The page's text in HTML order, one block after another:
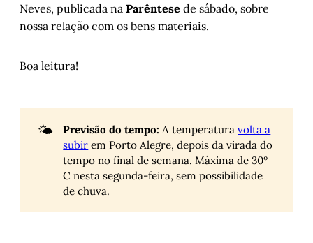
Neves, publicada na Parêntese de sábado, sobre
nossa relação com os bens materiais.
Boa leitura!
🌤️ Previsão do tempo: A temperaturavolta a
subir em Porto Alegre, depois da virada do
tempo no final de semana. Máxima de 30º
C nesta segunda-feira, sem possibilidade
de chuva.